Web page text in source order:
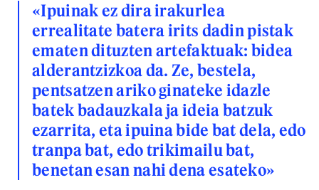
«Ipuinak ez dira irakurlea
errealitate batera irits dadin pistak
ematen dituzten artefaktuak: bidea
alderantzizkoa da. Ze, bestela,
pentsatzen ariko ginateke idazle
batek badauzkala ja ideia batzuk
ezarrita, eta ipuina bide bat dela, edo
tranpa bat, edo trikimailu bat,
benetan esan nahi dena esateko»